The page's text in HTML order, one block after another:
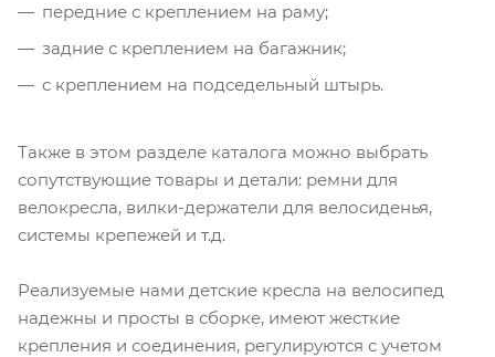
передние с креплением на раму;
задние с креплением на багажник;
с креплением на подседельный штырь.
Также в этом разделе каталога можно выбрать
сопутствующие товары и детали: ремни для
велокресла, вилки-держатели для велосиденья,
системы крепежей и т.д.
Реализуемые нами детские кресла на велосипед
надежны и просты в сборке, имеют жесткие
крепления и соединения, регулируются с учетом